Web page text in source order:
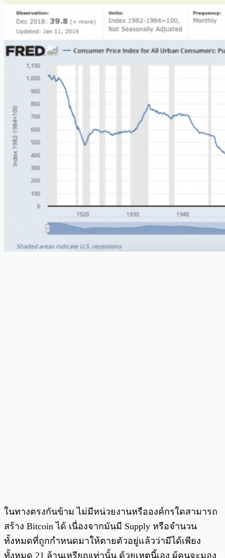
ในทางตรงกันข้าม ไม่มีหน่วยงานหรือองค์กรใดสามารถ
สร้าง Bitcoin ได้ เนื่องจากมันมี Supply หรือจำนวน
ทั้งหมดที่ถูกกำหนดมาให้ตายตัวอยู่แล้วว่ามีได้เพียง
ทั้งหมด 21 ล้านเหรียญเท่านั้น ด้วยเหตุนี้เอง ผู้คนจะมอง